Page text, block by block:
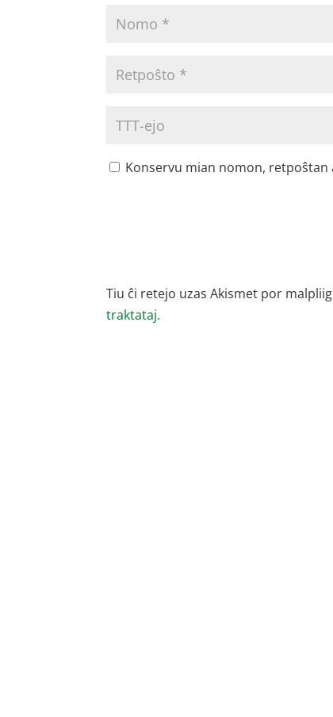
Konservu mian nomon,
Tiu ĉi retejo uzas Akismet por
traktataj.